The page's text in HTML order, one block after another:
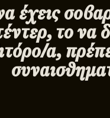
έχεις
το να
α,